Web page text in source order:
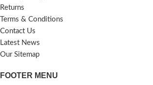
Returns
Terms & Conditions
Contact Us
Latest News
Our Sitemap
FOOTER MENU